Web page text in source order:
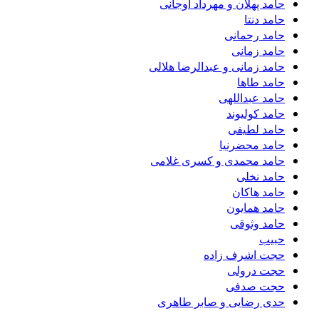
حامد پهلان و مهرداد اوجانی
حامد دنتا
حامد رحمانی
حامد زمانی
حامد زمانی و عبدالرضا هلالی
حامد طاها
حامد عبداللهی
حامد کولیوند
حامد لطیفی
حامد محضرنیا
حامد محمدی و کسری غلامی
حامد نخلی
حامد هاکان
حامد همایون
حامد وثوقی
حبیب
حجت اشرف زاده
حجت درولی
حجت صدفی
حدی رضایی و صابر طاهری